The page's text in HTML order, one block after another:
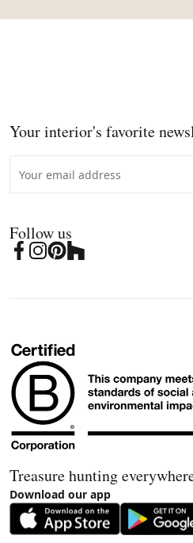
Your interior's favorite
Follow us
Treasure hunting
Download our app